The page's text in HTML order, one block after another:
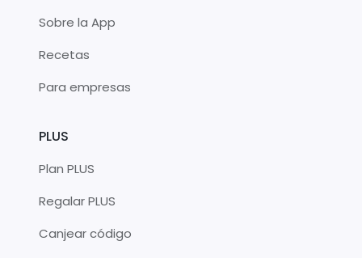
Sobre la App
Recetas
Para empresas
PLUS
Plan PLUS
Regalar PLUS
Canjear código